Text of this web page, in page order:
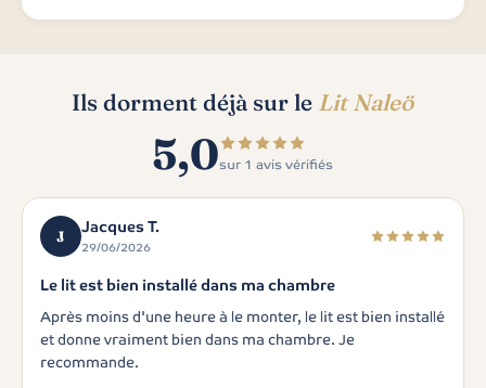
Ils dorment déjà sur le Lit Naleö
5,0sur 1 avis vérifiés
J Jacques T.
29/06/2026
Le lit est bien installé dans ma chambre
Après moins d'une heure à le monter, le lit est bien installé
et donne vraiment bien dans ma chambre. Je
recommande.